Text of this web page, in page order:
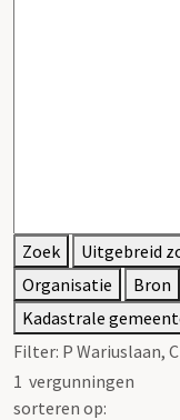
Zoek
Uitgebreid
Organisatie
Bron
Kadastrale
Filter: P Wariuslaan,
1 vergunningen
sorteren op: